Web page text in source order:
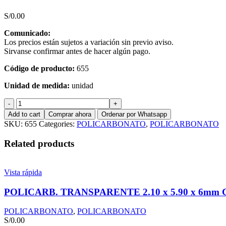
S/0.00
Comunicado:
Los precios están sujetos a variación sin previo aviso.
Sirvanse confirmar antes de hacer algún pago.
Código de producto: 655
Unidad de medida: unidad
POLICARB.
VERDE
2.10
x
11.80
x
quantity
Add to cart Comprar ahora Ordenar por Whatsapp
SKU: 655 Categories: POLICARBONATO, POLICARBONATO
Related products
Vista rápida
POLICARB. TRANSPARENTE 2.10 x 5.90 x 6mm
POLICARBONATO, POLICARBONATO
S/0.00